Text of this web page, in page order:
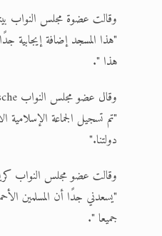
وقالت عضوة مجلس النواب
"هذا المسجد إضافة إيجابية
هذا ".
وقال عضو مجلس النواب Kordula Schulz-Asche:
"تم تسجيل الجماعة الإسلامية
دولتنا."
وقالت عضو مجلس النواب
"يسعدني جدًا أن المسلمين
جميعا ".